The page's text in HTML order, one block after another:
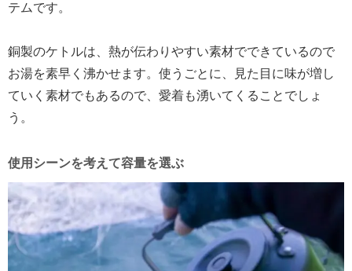
テムです。
銅製のケトルは、熱が伝わりやすい素材でできているので
お湯を素早く沸かせます。使うごとに、見た目に味が増し
ていく素材でもあるので、愛着も湧いてくることでしょ
う。
使用シーンを考えて容量を選ぶ